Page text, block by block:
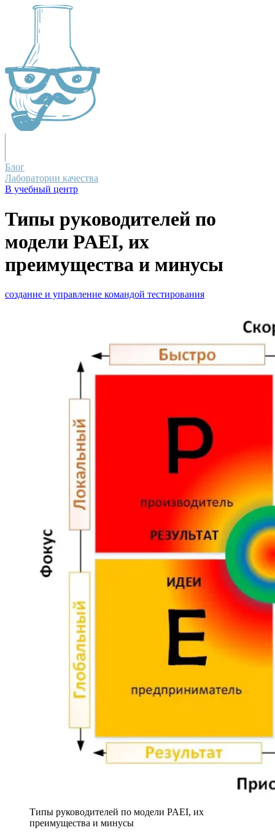
Блог
Лаборатории качества
В учебный центр
Типы руководителей по
модели PAEI, их
преимущества и минусы
создание и управление командой тестирования
Типы руководителей по модели PAEI, их
преимущества и минусы